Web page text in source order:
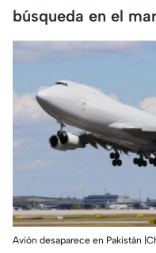
búsqueda en el
Avión desaparece en Pakistán